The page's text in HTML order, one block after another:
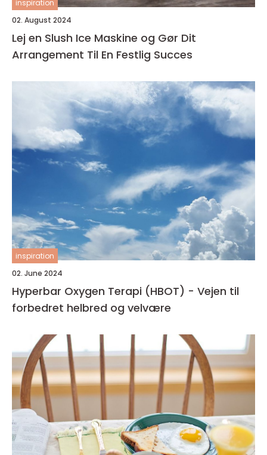
inspiration
02. August 2024
Lej en Slush Ice Maskine og Gør Dit
Arrangement Til En Festlig Succes
inspiration
02. June 2024
Hyperbar Oxygen Terapi (HBOT) - Vejen til
forbedret helbred og velvære